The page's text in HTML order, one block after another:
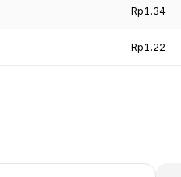
Rp1.34
Rp1.22